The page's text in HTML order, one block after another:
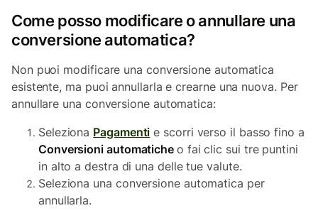
Come posso modificare o annullare una
conversione automatica?
Non puoi modificare una conversione automatica
esistente, ma puoi annullarla e crearne una nuova. Per
annullare una conversione automatica:
Seleziona Pagamenti e scorri verso il basso fino a
Conversioni automatiche o fai clic sui tre puntini
in alto a destra di una delle tue valute.
Seleziona una conversione automatica per
annullarla.